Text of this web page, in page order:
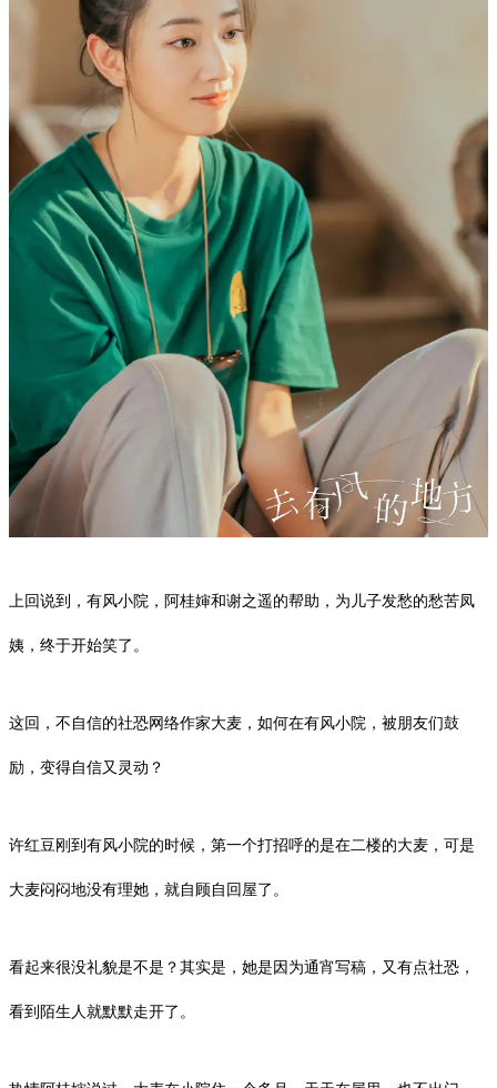
​上回说到，有风小院，阿桂婶和谢之遥的帮助，为儿子发愁的愁苦凤
姨，终于开始笑了。
这回，不自信的社恐网络作家大麦，如何在有风小院，被朋友们鼓
励，变得自信又灵动？
许红豆 刚到有风小院的时候，第一个打招呼的是在二楼的大麦，可是
大麦闷闷地没有理她，就自顾自回屋了。
看起来很没礼貌是不是？其实是，她是因为通宵写稿，又有点社恐，
看到陌生人就默默走开了。